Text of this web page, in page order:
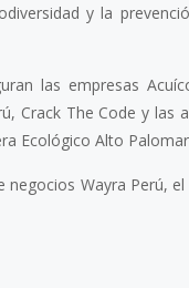
y la
las empresas
Crack The Code y las
Ecológico Alto
Wayra Perú,